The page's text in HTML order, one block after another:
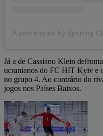
Já a de Cassiano Klein
ucranianos do FC HIT Kyiv e
no grupo 4. Ao contrário do
jogos nos Países Baixos.